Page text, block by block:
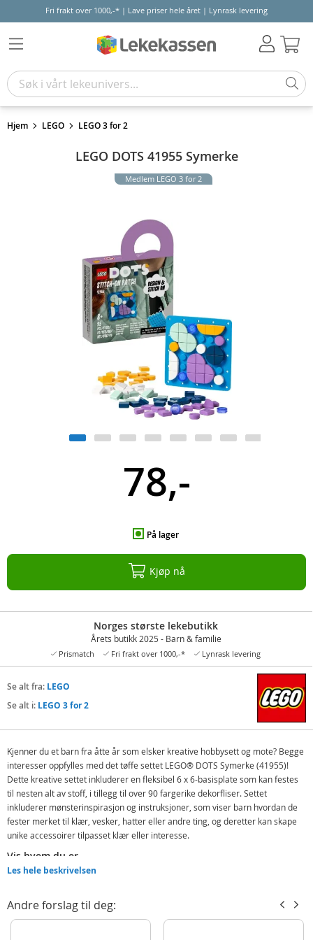
Fri frakt over 1000,-* | Lave priser hele året | Lynrask levering
Hjem LEGO LEGO 3 for 2
LEGO DOTS 41955 Symerke
Medlem LEGO 3 for 2
78,-
På lager
Kjøp nå
Norges største lekebutikk
Årets butikk 2025 - Barn & familie
Prismatch Fri frakt over 1000,-* Lynrask levering
Se alt fra: LEGO
Se alt i: LEGO 3 for 2
Kjenner du et barn fra åtte år som elsker kreative hobbysett og mote? Begge
interesser oppfylles med det tøffe settet LEGO® DOTS Symerke (41955)!
Dette kreative settet inkluderer en fleksibel 6 x 6-basisplate som kan festes
til nesten alt av stoff, i tillegg til over 90 fargerike dekorfliser. Settet
inkluderer mønsterinspirasjon og instruksjoner, som viser barn hvordan de
fester merket til klær, vesker, hatter eller andre ting, og deretter kan skape
unike accessoirer tilpasset klær eller interesse.
Vis hvem du er
Med DOTS sett får barn gøyal LEGO lek og kan være kreative mens de lager
er alt mulig med dette fleksible merket. DOTS sett er flotte som
overraskelsesgaver eller gøyale bursdagsgaver til kreative barn.
Les hele beskrivelsen
Andre forslag til deg: